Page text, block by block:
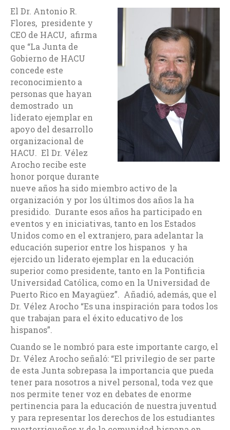
El Dr. Antonio R.
Flores, presidente y
CEO de HACU, afirma
que “La Junta de
Gobierno de HACU
concede este
reconocimiento a
personas que hayan
demostrado un
liderato ejemplar en
apoyo del desarrollo
organizacional de
HACU. El Dr. Vélez
Arocho recibe este
honor porque durante
nueve años ha sido miembro activo de la
organización y por los últimos dos años la ha
presidido. Durante esos años ha participado en
eventos y en iniciativas, tanto en los Estados
Unidos como en el extranjero, para adelantar la
educación superior entre los hispanos y ha
ejercido un liderato ejemplar en la educación
superior como presidente, tanto en la Pontificia
Universidad Católica, como en la Universidad de
Puerto Rico en Mayagüez”. Añadió, además, que el
Dr. Vélez Arocho “Es una inspiración para todos los
que trabajan para el éxito educativo de los
hispanos”.
Cuando se le nombró para este importante cargo, el
Dr. Vélez Arocho señaló: “El privilegio de ser parte
de esta Junta sobrepasa la importancia que pueda
tener para nosotros a nivel personal, toda vez que
nos permite tener voz en debates de enorme
pertinencia para la educación de nuestra juventud
y para representar los derechos de los estudiantes